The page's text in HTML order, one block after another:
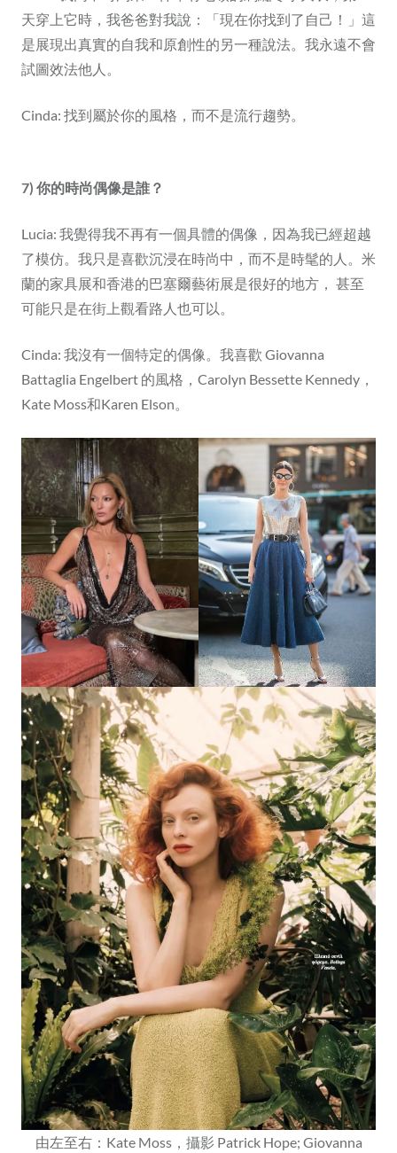
天穿上它時，我爸爸對我說：「現在你找到了自己！」這
是展現出真實的自我和原創性的另一種說法。我永遠不會
試圖效法他人。
Cinda: 找到屬於你的風格，而不是流行趨勢。
7) 你的時尚偶像是誰？
Lucia: 我覺得我不再有一個具體的偶像，因為我已經超越
了模仿。我只是喜歡沉浸在時尚中，而不是時髦的人。米
蘭的家具展和香港的巴塞爾藝術展是很好的地方， 甚至
可能只是在街上觀看路人也可以。
Cinda: 我沒有一個特定的偶像。我喜歡 Giovanna
Battaglia Engelbert 的風格，Carolyn Bessette Kennedy，
Kate Moss和Karen Elson。
由左至右：Kate Moss，攝影 Patrick Hope; Giovanna